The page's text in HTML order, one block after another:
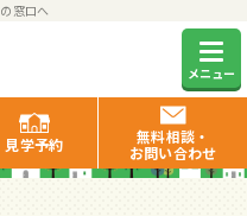
窓口へ
メニュー
見学予約
無料相談・
お問い合わせ
浜羽沢